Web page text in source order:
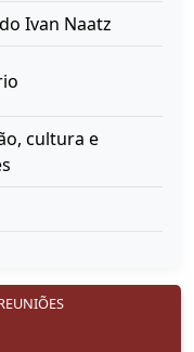
Ivan Naatz
cultura e